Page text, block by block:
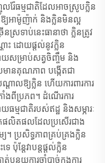
រ៉ែធម្មជាតិដែលអាចស្រូបក្លិន
យអាម៉ូញ៉ាក់ និងក្លិនមិនល្អ
រទាប់នេះធានាថា ក្លិនត្រូវ
ះ ដោយផ្តល់នូវក្លិន
យសម្រាប់សត្វចិញ្ចឹម និង
មានគុណភាព បង្កើតជា
លឱ្យក្លិន ហើយការពារការ
ាំងពីប្រភព។ ដំណើរការ
មជាតិរបស់ឥដ្ឋ និងសម្ភារៈ
តផលិតផលដែលប្រសើរជាង
ប្រសិទ្ធភាពគ្រប់គ្រងក្លិន
ន្តែវាបន្តផ្តល់ក្លិន
ថយការចាំបាច់ក្នុងការ